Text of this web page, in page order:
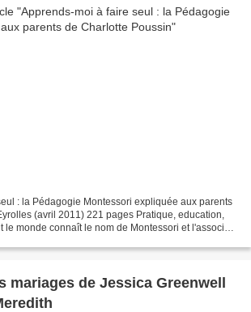
: la Pédagogie Montessori expliquée aux parents
(avril 2011) 221 pages Pratique, education,
le monde connaît le nom de Montessori et l'associe à
mariages de Jessica Greenwell